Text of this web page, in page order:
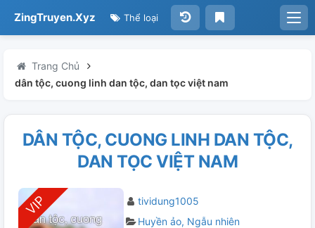
ZingTruyen.Xyz Thể loại
Trang Chủ
dân tộc, cuong linh dan tộc, dan tọc việt nam
DÂN TỘC, CUONG LINH DAN TỘC,
DAN TỌC VIỆT NAM
tividung1005
Huyền ảo Ngẫu nhiên